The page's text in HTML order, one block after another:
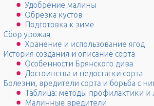
Удобрение малины
Обрезка кустов
Подготовка к зиме
Сбор урожая
Хранение и использование ягод
История создания и описание сорта
Особенности Брянского дива
Достоинства и недостатки сорта —
Болезни, вредители сорта и борьба с
Таблица: методы профилактики и
Малинные вредители